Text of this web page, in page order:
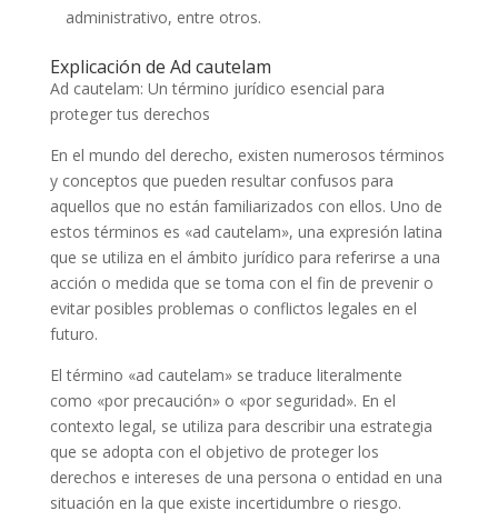
administrativo, entre otros.
Explicación de Ad cautelam
Ad cautelam: Un término jurídico esencial para
proteger tus derechos
En el mundo del derecho, existen numerosos términos
y conceptos que pueden resultar confusos para
aquellos que no están familiarizados con ellos. Uno de
estos términos es «ad cautelam», una expresión latina
que se utiliza en el ámbito jurídico para referirse a una
acción o medida que se toma con el fin de prevenir o
evitar posibles problemas o conflictos legales en el
futuro.
El término «ad cautelam» se traduce literalmente
como «por precaución» o «por seguridad». En el
contexto legal, se utiliza para describir una estrategia
que se adopta con el objetivo de proteger los
derechos e intereses de una persona o entidad en una
situación en la que existe incertidumbre o riesgo.